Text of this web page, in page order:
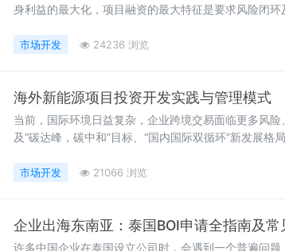
身利益的最大化，项目融资的最大特征是要求风险闭
市场开发 24236 浏览
海外新能源项目投资开发实践与管理模式
当前，国际环境日益复杂，企业跨境交易面临更多风
及“碳达峰，碳中和”目标、“国内国际双循环”新发展
市场开发 21066 浏览
企业出海东南亚：泰国BOI申请全指南及常
许多中国企业在泰国设立公司时，会遇到一个普遍问